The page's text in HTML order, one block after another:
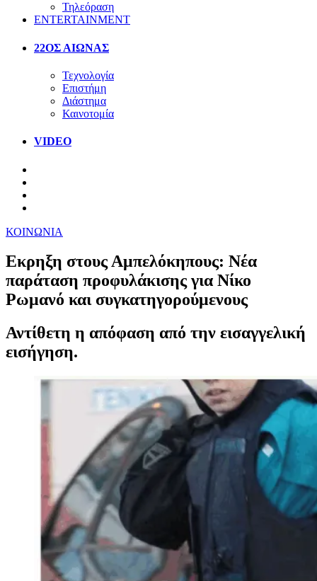
Τηλεόραση
ENTERTAINMENT
22ΟΣ ΑΙΩΝΑΣ
Τεχνολογία
Επιστήμη
Διάστημα
Καινοτομία
VIDEO
ΚΟΙΝΩΝΙΑ
Eκρηξη στους Αμπελόκηπους: Νέα
παράταση προφυλάκισης για Νίκο
Ρωμανό και συγκατηγορούμενους
Αντίθετη η απόφαση από την εισαγγελική
εισήγηση.